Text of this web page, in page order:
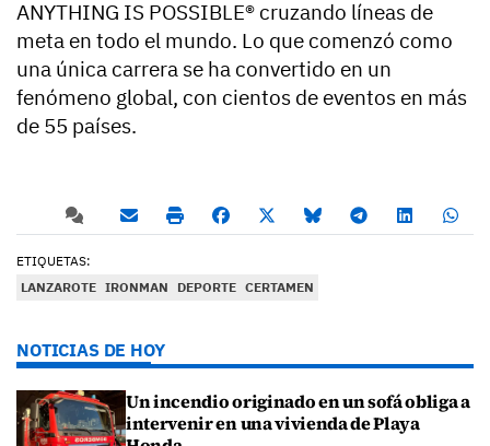
ANYTHING IS POSSIBLE® cruzando líneas de
meta en todo el mundo. Lo que comenzó como
una única carrera se ha convertido en un
fenómeno global, con cientos de eventos en más
de 55 países.
ETIQUETAS:
LANZAROTE IRONMAN DEPORTE CERTAMEN
NOTICIAS DE HOY
Un incendio originado en un sofá obliga a
intervenir en una vivienda de Playa